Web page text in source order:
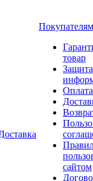
Покупателям
товар
Защита
Оплата
сайтом